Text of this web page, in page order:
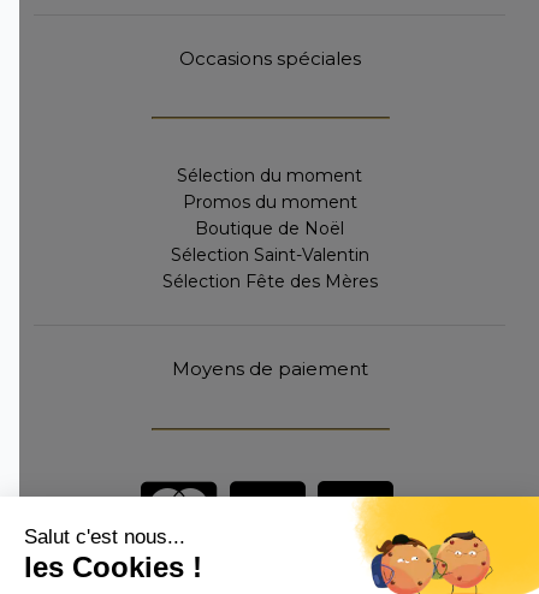
Occasions spéciales
Sélection du moment
Promos du moment
Boutique de Noël
Sélection Saint-Valentin
Sélection Fête des Mères
Moyens de paiement